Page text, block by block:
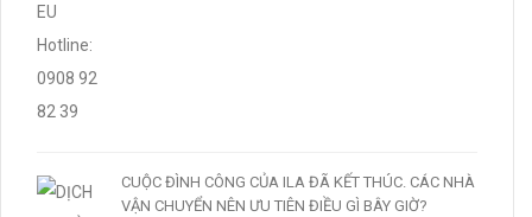
CUỘC ĐÌNH CÔNG CỦA ILA ĐÃ KẾT THÚC. CÁC NHÀ
VẬN CHUYỂN NÊN ƯU TIÊN ĐIỀU GÌ BÂY GIỜ?